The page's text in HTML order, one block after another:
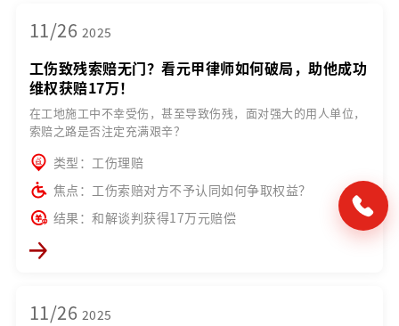
11/26 2025
工伤致残索赔无门？看元甲律师如何破局，助他成功
维权获赔17万！
在工地施工中不幸受伤，甚至导致伤残，面对强大的用人单位，
索赔之路是否注定充满艰辛？
类型：工伤理赔
焦点：工伤索赔对方不予认同如何争取权益？
结果：和解谈判获得17万元赔偿
11/26 2025